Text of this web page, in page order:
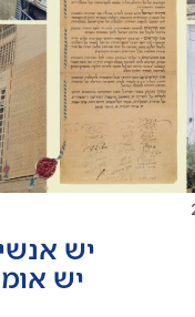
יש
יש